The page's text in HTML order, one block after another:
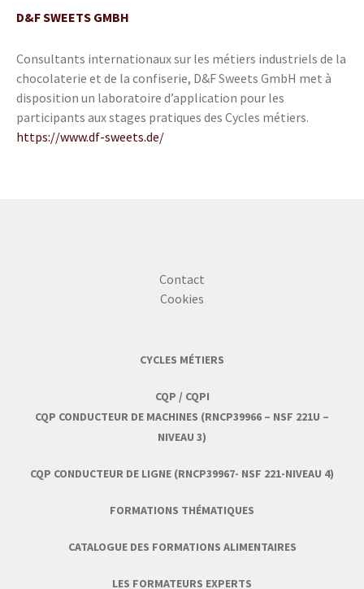
D&F SWEETS GMBH
Consultants internationaux sur les métiers industriels de la
chocolaterie et de la confiserie, D&F Sweets GmbH met à
disposition un laboratoire d’application pour les
participants aux stages pratiques des Cycles métiers.
https://www.df-sweets.de/
Contact
Cookies
CYCLES MÉTIERS
CQP / CQPI
CQP CONDUCTEUR DE MACHINES (RNCP39966 – NSF 221U –
NIVEAU 3)
CQP CONDUCTEUR DE LIGNE (RNCP39967- NSF 221-NIVEAU 4)
FORMATIONS THÉMATIQUES
CATALOGUE DES FORMATIONS ALIMENTAIRES
LES FORMATEURS EXPERTS